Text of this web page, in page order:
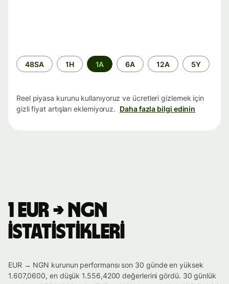
Zaman
aralığı
48SA 1H 1A 6A 12A 5Y
Reel piyasa kurunu kullanıyoruz ve ücretleri gizlemek için
gizli fiyat artışları eklemiyoruz. Daha fazla bilgi edinin
1 EUR → NGN
istatistikleri
EUR → NGN kurunun performansı son 30 günde en yüksek
1.607,0600, en düşük 1.556,4200 değerlerini gördü. 30 günlük